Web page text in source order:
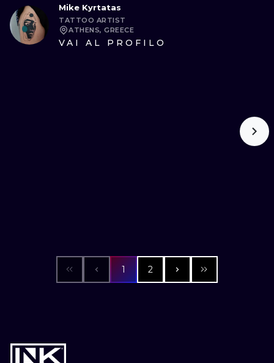
Mike Kyrtatas
TATTOO ARTIST
ATHENS, GREECE
VAI AL PROFILO
1 2